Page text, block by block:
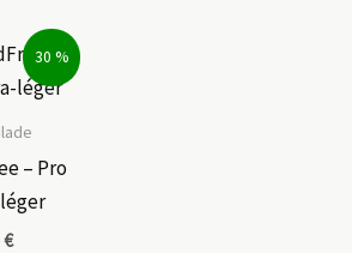
options
peuvent
30 %
– Pro
€